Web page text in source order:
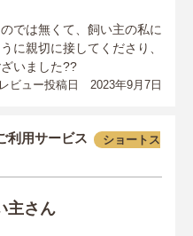
では無くて、飼い主の私に
に親切に接してくださり、
いました??
レビュー投稿日 2023年9月7日
利用サービス
ショートス
主さん